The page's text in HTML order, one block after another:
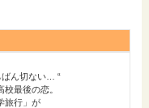
ばん切ない… “
最後の恋。
旅行」が